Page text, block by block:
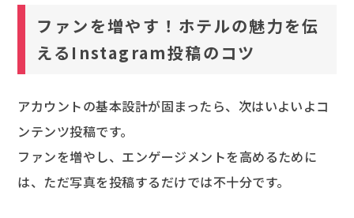
ファンを増やす！ホテルの魅力を伝
えるInstagram投稿のコツ
アカウントの基本設計が固まったら、次はいよいよコ
ンテンツ投稿です。
ファンを増やし、エンゲージメントを高めるために
は、ただ写真を投稿するだけでは不十分です。